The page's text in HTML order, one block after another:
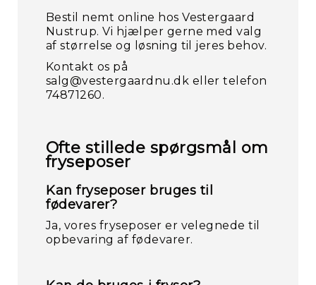
Bestil nemt online hos Vestergaard
Nustrup. Vi hjælper gerne med valg
af størrelse og løsning til jeres behov.
Kontakt os på
salg@vestergaardnu.dk eller telefon
74871260.
Ofte stillede spørgsmål om
fryseposer
Kan fryseposer bruges til
fødevarer?
Ja, vores fryseposer er velegnede til
opbevaring af fødevarer.